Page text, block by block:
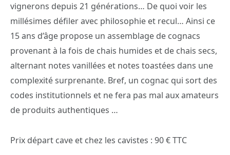
vignerons depuis 21 générations… De quoi voir les
millésimes défiler avec philosophie et recul… Ainsi ce
15 ans d’âge propose un assemblage de cognacs
provenant à la fois de chais humides et de chais secs,
alternant notes vanillées et notes toastées dans une
complexité surprenante. Bref, un cognac qui sort des
codes institutionnels et ne fera pas mal aux amateurs
de produits authentiques …
Prix départ cave et chez les cavistes : 90 € TTC